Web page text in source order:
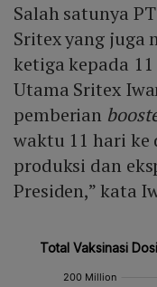
Salah satunya
Sritex yang juga
ketiga kepada
Utama Sritex
pemberian
waktu 11 hari ke
produksi dan
Presiden,” kata